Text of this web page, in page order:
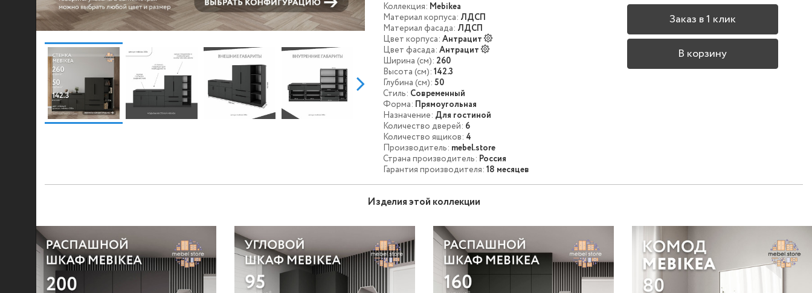
© 2021-2026 mebel.store
Коллекция: Mebikea
Материал корпуса: ЛДСП
Материал фасада: ЛДСП
Цвет корпуса: Антрацит
Цвет фасада: Антрацит
Ширина (см): 260
Высота (см): 142.3
Глубина (см): 50
Стиль: Современный
Форма: Прямоугольная
Назначение: Для гостиной
Количество дверей: 6
Количество ящиков: 4
Производитель: mebel.store
Страна производитель: Россия
Гарантия производителя: 18 месяцев
Заказ в 1 клик
В корзину
Изделия этой коллекции